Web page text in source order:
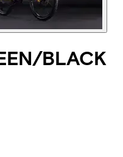
BLACK